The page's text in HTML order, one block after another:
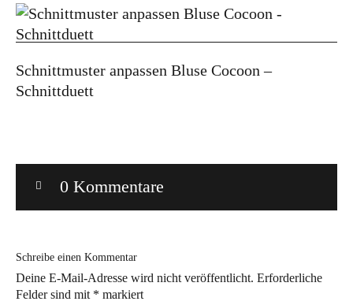
Tipps zur Schnittanpassung
Bye!
Schnittmuster anpassen Bluse Cocoon –
Schnittduett
0 Kommentare
Schreibe einen Kommentar
Deine E-Mail-Adresse wird nicht veröffentlicht. Erforderliche
Felder sind mit * markiert